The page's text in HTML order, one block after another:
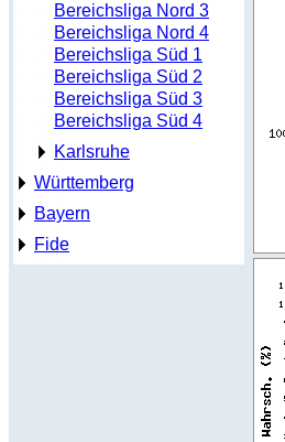
Bereichsliga Nord 3
Bereichsliga Nord 4
Bereichsliga Süd 1
Bereichsliga Süd 2
Bereichsliga Süd 3
Bereichsliga Süd 4
Karlsruhe
Württemberg
Bayern
Fide